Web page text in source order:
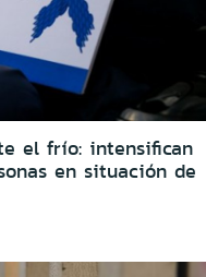
el frío: intensifican
en situación de